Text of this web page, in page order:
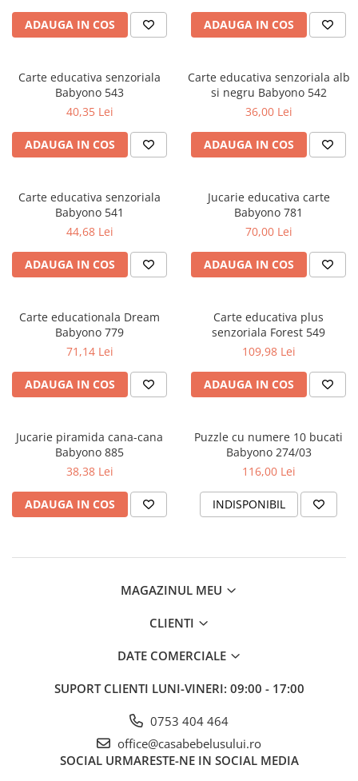
ADAUGA IN COS ADAUGA IN COS
Carte educativa senzoriala
Babyono 543
40,35 Lei
ADAUGA IN COS
Carte educativa senzoriala alb
si negru Babyono 542
36,00 Lei
ADAUGA IN COS
Carte educativa senzoriala
Babyono 541
44,68 Lei
ADAUGA IN COS
Jucarie educativa carte
Babyono 781
70,00 Lei
ADAUGA IN COS
Carte educationala Dream
Babyono 779
71,14 Lei
ADAUGA IN COS
Carte educativa plus
senzoriala Forest 549
109,98 Lei
ADAUGA IN COS
Jucarie piramida cana-cana
Babyono 885
38,38 Lei
ADAUGA IN COS
Puzzle cu numere 10 bucati
Babyono 274/03
116,00 Lei
INDISPONIBIL
MAGAZINUL MEU
CLIENTI
DATE COMERCIALE
SUPORT CLIENTI LUNI-VINERI: 09:00 - 17:00
0753 404 464
office@casabebelusului.ro
SOCIAL URMARESTE-NE IN SOCIAL MEDIA